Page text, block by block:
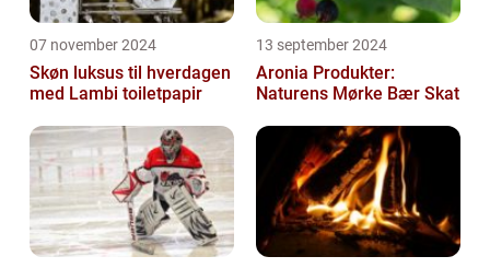
07 november 2024
Skøn luksus til hverdagen
med Lambi toiletpapir
13 september 2024
Aronia Produkter:
Naturens Mørke Bær Skat